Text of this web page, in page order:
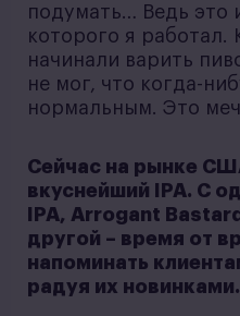
подумать… Ведь это
которого я работал.
начинали варить
не мог, что когда-
нормальным. Это
Сейчас на рынке
вкуснейший IPA. С
IPA, Arrogant
другой – время от
напоминать
радуя их новинками.